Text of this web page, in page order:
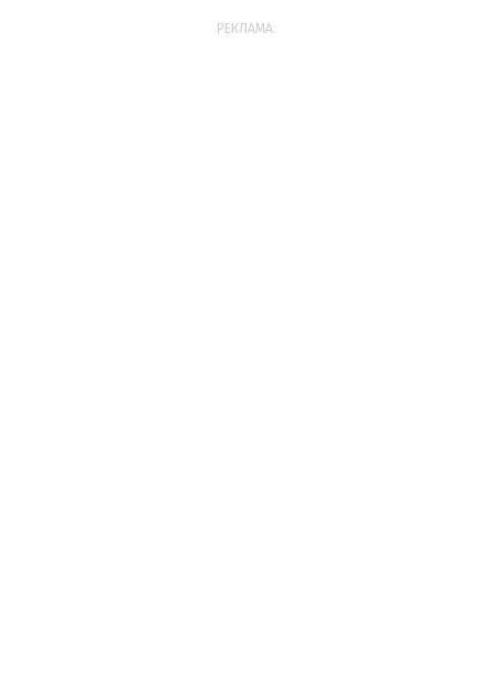
РЕКЛАМА: